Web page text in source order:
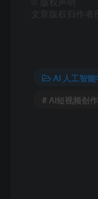
文章版权归作者
AI 人工智
# AI短视频创作